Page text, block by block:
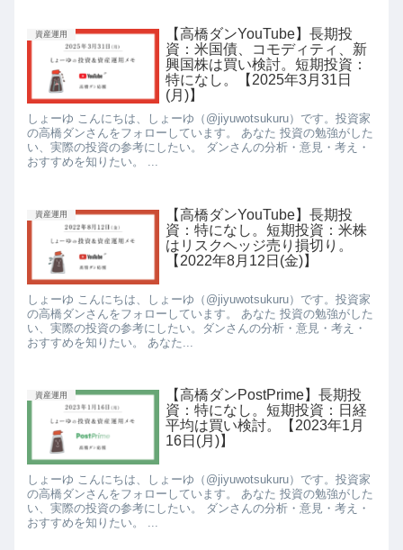
資産運用
【高橋ダンYouTube】長期投
資：米国債、コモディティ、新
興国株は買い検討。短期投資：
特になし。【2025年3月31日
(月)】
しょーゆ こんにちは、しょーゆ（@jiyuwotsukuru）です。投資家
の高橋ダンさんをフォローしています。 あなた 投資の勉強がした
い、実際の投資の参考にしたい。 ダンさんの分析・意見・考え・
おすすめを知りたい。 ...
資産運用
【高橋ダンYouTube】長期投
資：特になし。短期投資：米株
はリスクヘッジ売り損切り。
【2022年8月12日(金)】
しょーゆ こんにちは、しょーゆ（@jiyuwotsukuru）です。投資家
の高橋ダンさんをフォローしています。 あなた 投資の勉強がした
い、実際の投資の参考にしたい。ダンさんの分析・意見・考え・
おすすめを知りたい。 あなた...
資産運用
【高橋ダンPostPrime】長期投
資：特になし。短期投資：日経
平均は買い検討。【2023年1月
16日(月)】
しょーゆ こんにちは、しょーゆ（@jiyuwotsukuru）です。投資家
の高橋ダンさんをフォローしています。 あなた 投資の勉強がした
い、実際の投資の参考にしたい。 ダンさんの分析・意見・考え・
おすすめを知りたい。 ...